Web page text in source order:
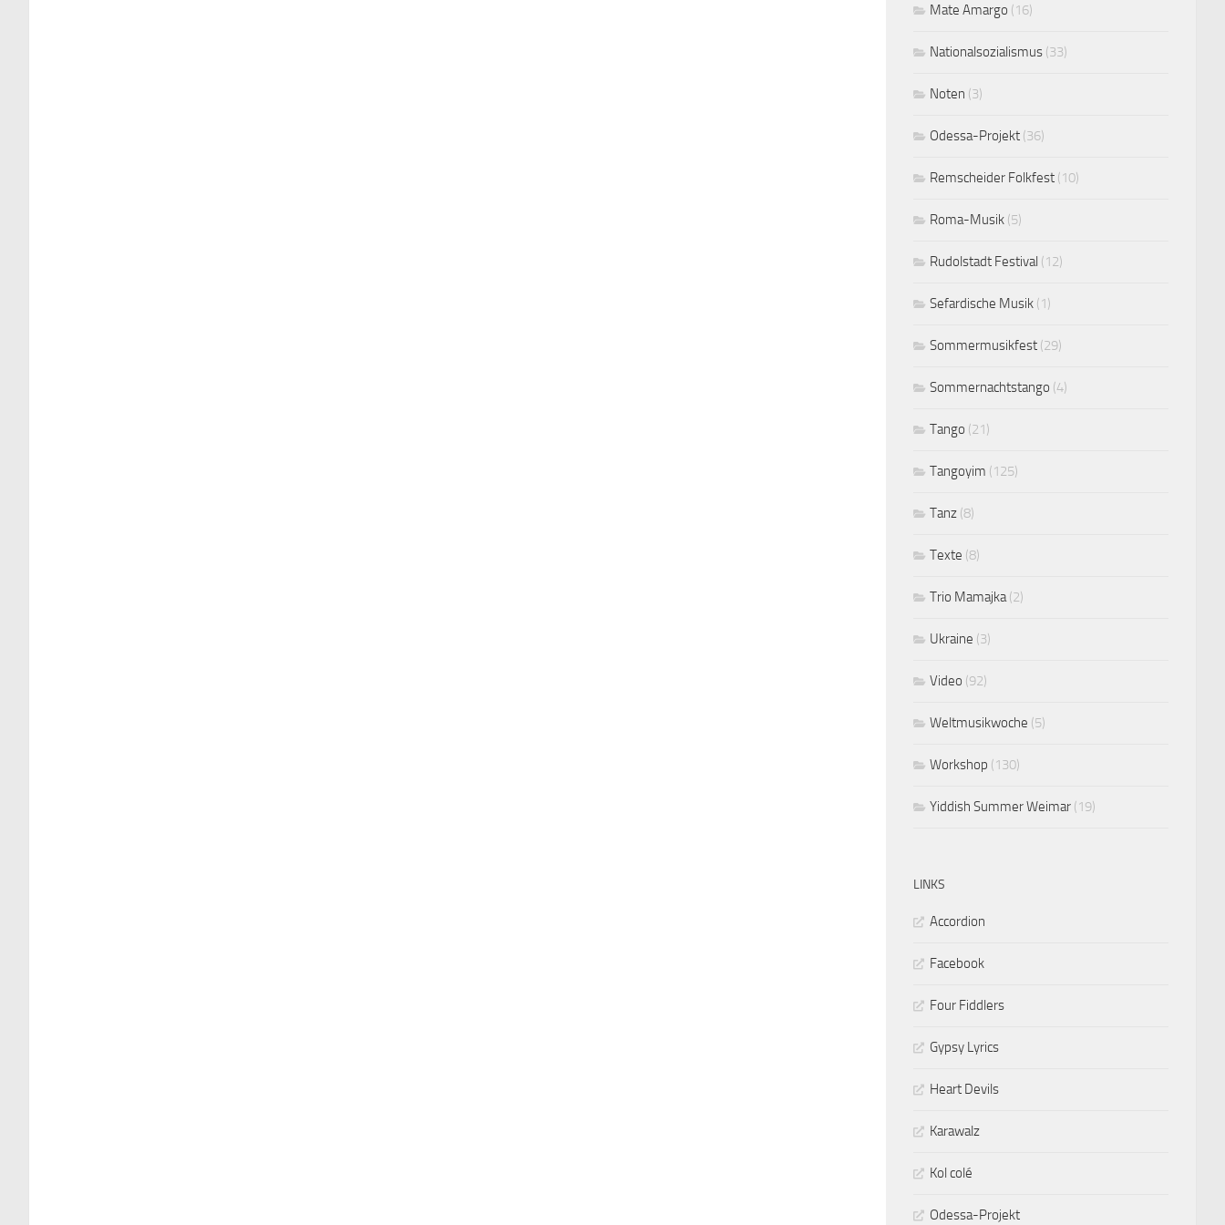
Mate Amargo (16)
Nationalsozialismus (33)
Noten (3)
Odessa-Projekt (36)
Remscheider Folkfest (10)
Roma-Musik (5)
Rudolstadt Festival (12)
Sefardische Musik (1)
Sommermusikfest (29)
Sommernachtstango (4)
Tango (21)
Tangoyim (125)
Tanz (8)
Texte (8)
Trio Mamajka(2)
Ukraine (3)
Video (92)
Weltmusikwoche (5)
Workshop (130)
Yiddish Summer Weimar (19)
LINKS
Accordion
Facebook
Four Fiddlers
Gypsy Lyrics
Heart Devils
Karawalz
Kol colé
Odessa-Projekt